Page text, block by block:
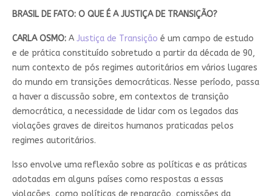
BRASIL DE FATO: O QUE É A JUSTIÇA DE TRANSIÇÃO?
CARLA OSMO:A Justiça de Transição é um campo de estudo
e de prática constituído sobretudo a partir da década de 90,
num contexto de pós regimes autoritários em vários lugares
do mundo em transições democráticas. Nesse período, passa
a haver a discussão sobre, em contextos de transição
democrática, a necessidade de lidar com os legados das
violações graves de direitos humanos praticadas pelos
regimes autoritários.
Isso envolve uma reflexão sobre as políticas e as práticas
adotadas em alguns países como respostas a essas
violações, como políticas de reparação, comissões da